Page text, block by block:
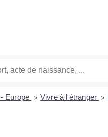
Europe > Vivre à l'étranger >